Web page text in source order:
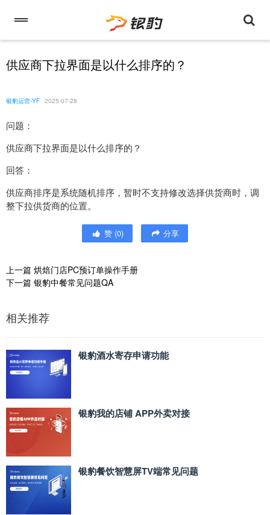
供应商下拉界面是以什么排序的？
银豹运营-YF 2025-07-28
问题：
供应商下拉界面是以什么排序的？
回答：
供应商排序是系统随机排序，暂时不支持修改选择供货商时，调
整下拉供货商的位置。
赞 (0) 分享
上一篇 烘焙门店PC预订单操作手册
下一篇 银豹中餐常见问题QA
相关推荐
银豹酒水寄存申请功能
银豹我的店铺 APP外卖对接
银豹餐饮智慧屏TV端常见问题